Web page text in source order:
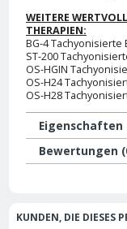
WEITERE
THERAPIEN:
BG-4 Tachyonisierte
ST-200
OS-HGIN
OS-H24
OS-H28
Eigenschaften
Bewertungen
KUNDEN, DIE DIESES